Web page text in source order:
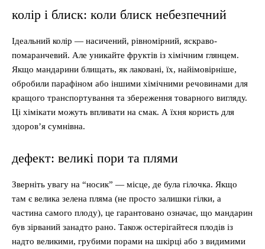
колір і блиск: коли блиск небезпечний
Ідеальний колір — насичений, рівномірний, яскраво-
помаранчевий. Але уникайте фруктів із хімічним глянцем.
Якщо мандарини блищать, як лаковані, їх, найімовірніше,
обробили парафіном або іншими хімічними речовинами для
кращого транспортування та збереження товарного вигляду.
Ці хімікати можуть впливати на смак. А їхня користь для
здоров’я сумнівна.
дефект: великі пори та плями
Зверніть увагу на “носик” — місце, де була гілочка. Якщо
там є велика зелена пляма (не просто залишки гілки, а
частина самого плоду), це гарантовано означає, що мандарин
був зірваний занадто рано. Також остерігайтеся плодів із
надто великими, грубими порами на шкірці або з видимими